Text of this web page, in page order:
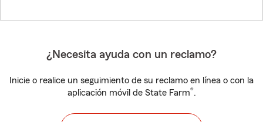
¿Necesita ayuda con un reclamo?
Inicie o realice un seguimiento de su reclamo en línea o con la
aplicación móvil de State Farm®.